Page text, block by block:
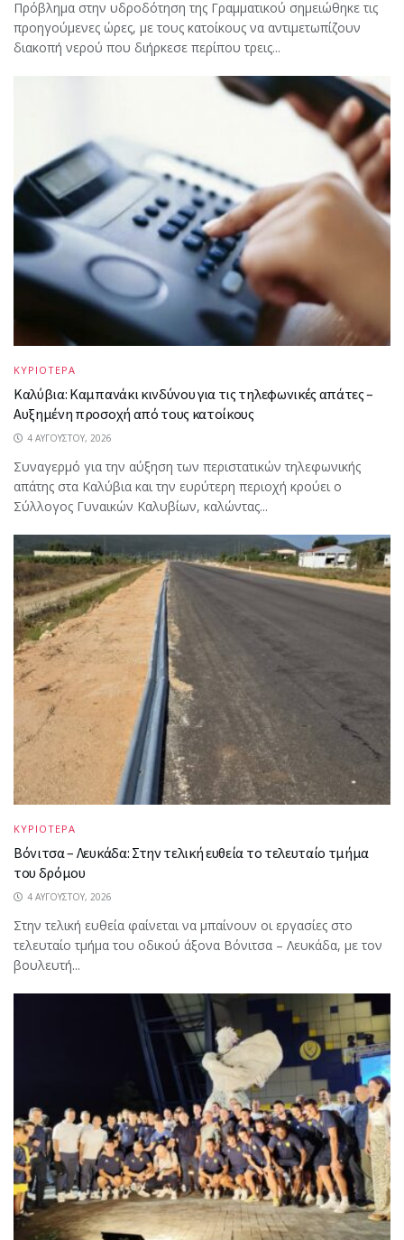
Πρόβλημα στην υδροδότηση της Γραμματικού σημειώθηκε τις
προηγούμενες ώρες, με τους κατοίκους να αντιμετωπίζουν
διακοπή νερού που διήρκεσε περίπου τρεις...
ΚΥΡΙΟΤΕΡΑ
Καλύβια: Καμπανάκι κινδύνου για τις τηλεφωνικές απάτες –
Αυξημένη προσοχή από τους κατοίκους
4 ΑΥΓΟΎΣΤΟΥ, 2026
Συναγερμό για την αύξηση των περιστατικών τηλεφωνικής
απάτης στα Καλύβια και την ευρύτερη περιοχή κρούει ο
Σύλλογος Γυναικών Καλυβίων, καλώντας...
ΚΥΡΙΟΤΕΡΑ
Βόνιτσα – Λευκάδα: Στην τελική ευθεία το τελευταίο τμήμα
του δρόμου
4 ΑΥΓΟΎΣΤΟΥ, 2026
Στην τελική ευθεία φαίνεται να μπαίνουν οι εργασίες στο
τελευταίο τμήμα του οδικού άξονα Βόνιτσα – Λευκάδα, με τον
βουλευτή...